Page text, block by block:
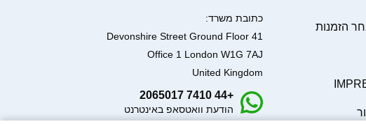
הזמנות
כתובת משרד:
41 Devonshire Street Ground Floor
Office 1 London W1G 7AJ
United Kingdom
+44 7410 2065017
הודעת וואטסאפ באינטרנט